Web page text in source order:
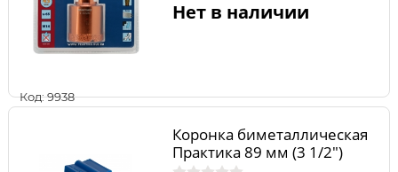
Код: 9938
Нет в наличии
Коронка биметаллическая
Практика 89 мм (3 1/2")